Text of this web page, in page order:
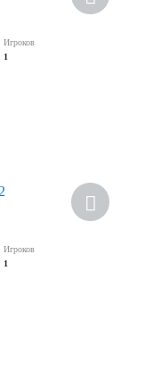
Игроков
1
Игроков
1